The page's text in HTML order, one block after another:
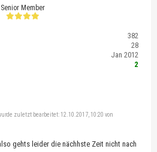
Senior Member
382
28
Jan 2012
2
zuletzt bearbeitet: 12.10.2017, 10:20 von
gehts leider die nächhste Zeit nicht nach